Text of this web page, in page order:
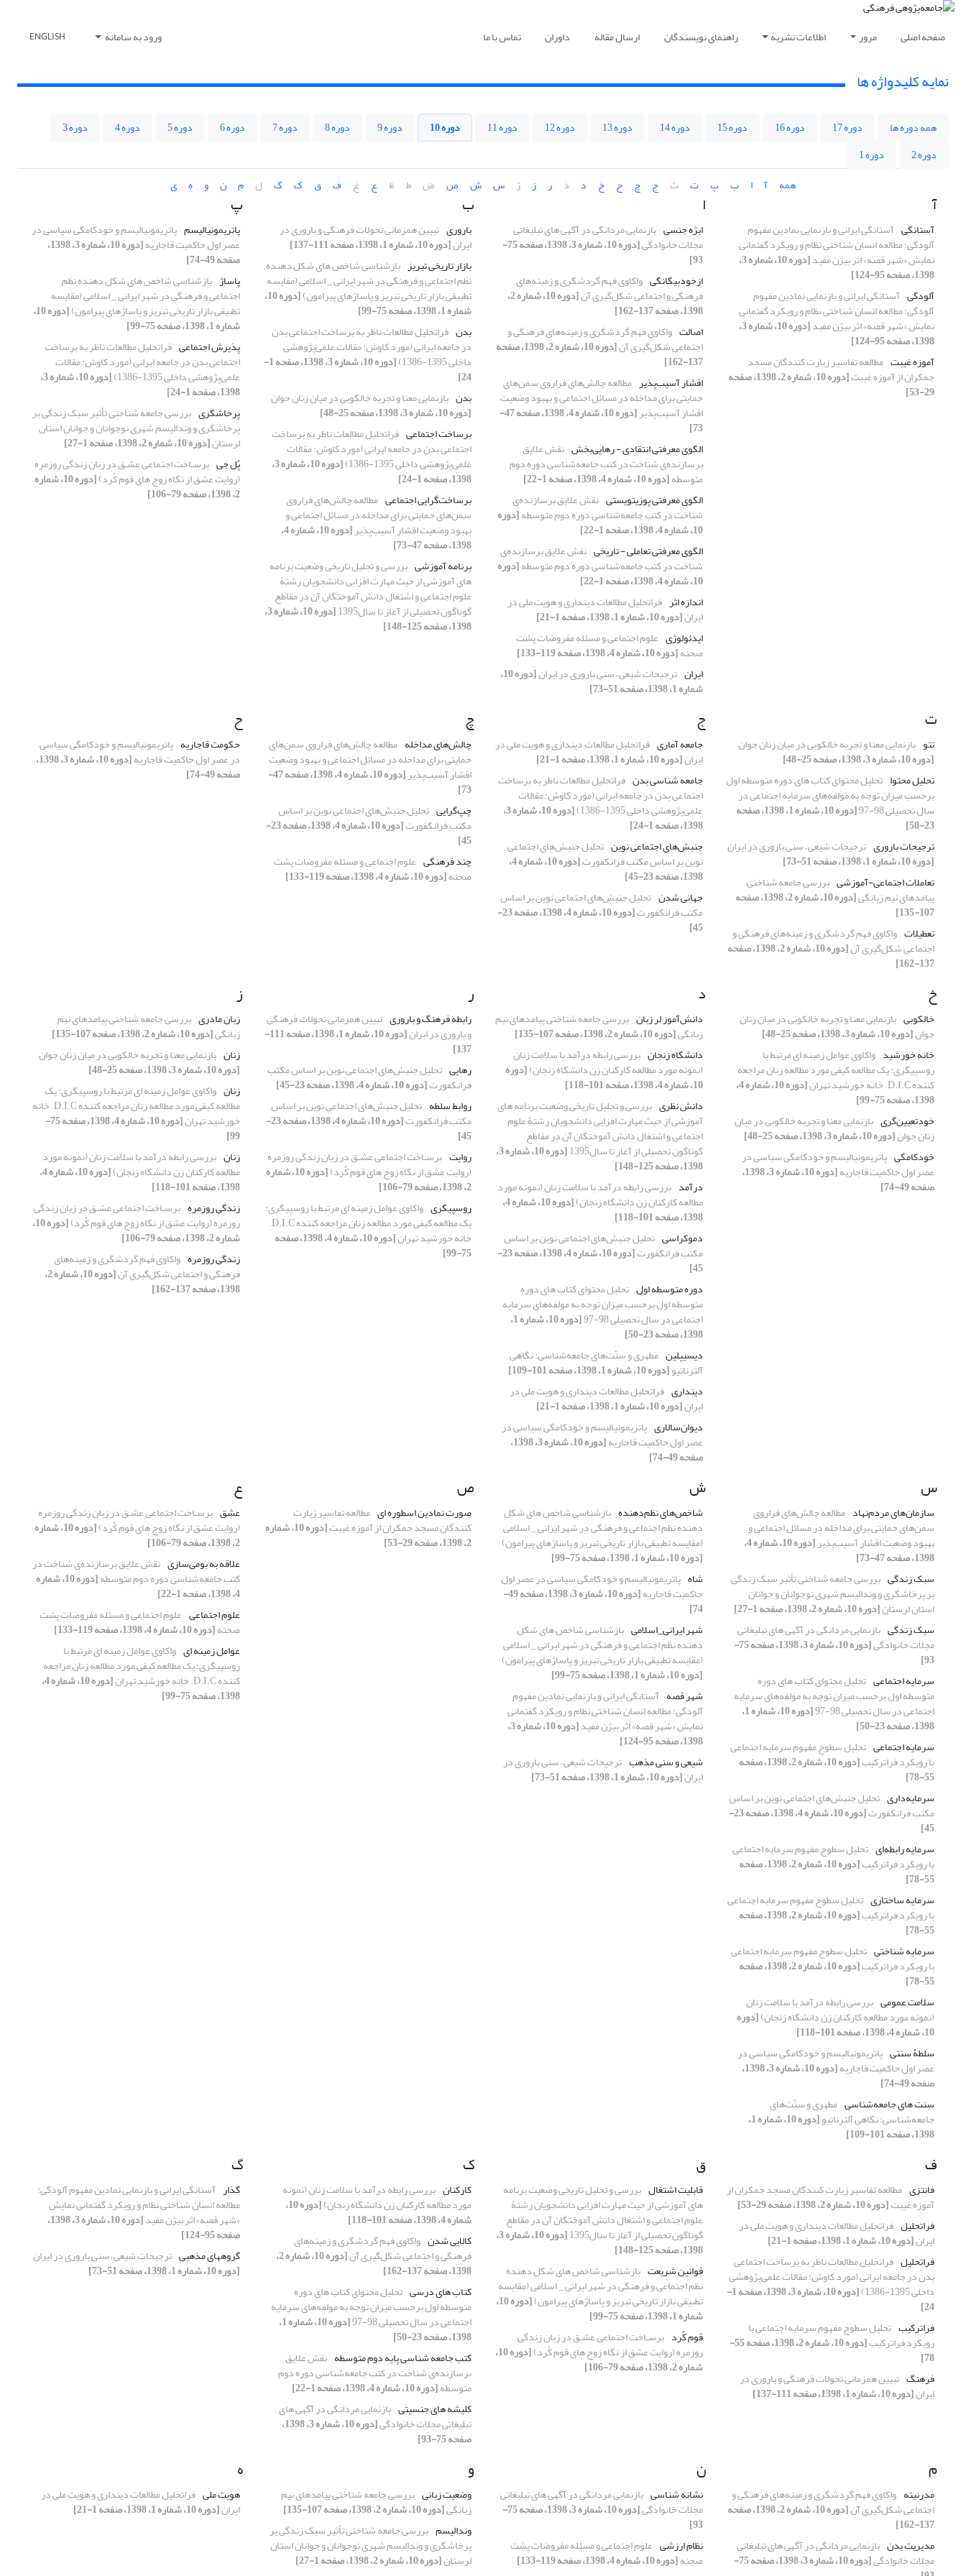
صفحه اصلی مرور اطلاعات نشریه راهنمای نویسندگان ارسال مقاله داوران تماس با ما ورود به سامانه ENGLISH
نمایه کلیدواژه ها
همه دوره ها دوره 17 دوره 16 دوره 15 دوره 14 دوره 13 دوره 12 دوره 11 دوره 10 دوره 9 دوره 8 دوره 7 دوره 6 دوره 5 دوره 4
دوره 3
دوره 2
دوره 1
همه
آ ا ب پ ت ث ج چ ح خ د ذ ر ز ژ س ش ص ض ط ظ ع غ ف ق ک گ ل م ن و ه ی
آ
آستانگی آستانگی ایرانی و بازنمایی نمادین مفهوم
آلودگی: مطالعه انسان شناختی نظام و رویکرد گفتمانی
نمایش «شهر قصه» اثر بیژن مفید [دوره 10، شماره 3،
1398، صفحه 95-124]
آلودگی آستانگی ایرانی و بازنمایی نمادین مفهوم
آلودگی: مطالعه انسان شناختی نظام و رویکرد گفتمانی
نمایش «شهر قصه» اثر بیژن مفید [دوره 10، شماره 3،
1398، صفحه 95-124]
آموزه غیبت مطالعه تفاسیر زیارت کنندگان مسجد
جمکران از آموزه غیبت [دوره 10، شماره 2، 1398، صفحه
29-53]
ا
ابژه جنسی بازنمایی مردانگی در آگهی های تبلیغاتی
مجلات خانوادگی [دوره 10، شماره 3، 1398، صفحه 75-
93]
ازخودبیگانگی واکاوی فهم گردشگری و زمینه‌های
فرهنگی و اجتماعی شکل‌گیری آن [دوره 10، شماره 2،
1398، صفحه 137-162]
اصالت واکاوی فهم گردشگری و زمینه‌های فرهنگی و
اجتماعی شکل‌گیری آن [دوره 10، شماره 2، 1398، صفحه
137-162]
اقشار آسیب‌پذیر مطالعه چالش‌های فراروی سمن‌های
حمایتی برای مداخله در مسائل اجتماعی و بهبود وضعیت
اقشار آسیب‌پذیر [دوره 10، شماره 4، 1398، صفحه 47-
73]
الگوی معرفتی انتقادی - رهایی‌بخش نقش علایق
برسازنده‌ی شناخت در کتب جامعه‌شناسی دوره دوم
متوسطه[دوره 10، شماره 4، 1398، صفحه 1-22]
الگوی معرفتی پوزیتویستی نقش علایق برسازنده‌ی
شناخت در کتب جامعه‌شناسی دوره دوم متوسطه[دوره
10، شماره 4، 1398، صفحه 1-22]
الگوی معرفتی تعاملی - تاریخی نقش علایق برسازنده‌ی
شناخت در کتب جامعه‌شناسی دوره دوم متوسطه[دوره
10، شماره 4، 1398، صفحه 1-22]
اندازه اثر فراتحلیل مطالعات دینداری و هویت ملی در
ایران[دوره 10، شماره 1، 1398، صفحه 1-21]
ایدئولوژی علوم اجتماعی و مسئله مفروضات پشت
صحنه[دوره 10، شماره 4، 1398، صفحه 119-133]
ایران ترجیحات شیعی – سنی باروری در ایران [دوره 10،
شماره 1، 1398، صفحه 51-73]
ب
باروری تبیین همزمانی تحولات فرهنگی و باروری در
ایران[دوره 10، شماره 1، 1398، صفحه 111-137]
بازار تاریخی تبریز بازشناسی شاخص های شکل دهنده
نظم اجتماعی و فرهنگی در شهر ایرانی _ اسلامی (مقایسه
تطبیقی بازار تاریخی تبریز و پاساژهای پیرامون) [دوره 10،
شماره 1، 1398، صفحه 75-99]
بدن فراتحلیل مطالعات ناظر به برساخت اجتماعی بدن
در جامعه ایرانی (مورد کاوش: مقالات علمی‌پژوهشی
داخلی 1395-1386) [دوره 10، شماره 3، 1398، صفحه 1-
24]
بدن بازنمایی معنا و تجربه خالکوبی در میان زنان جوان
[دوره 10، شماره 3، 1398، صفحه 25-48]
برساخت اجتماعی فراتحلیل مطالعات ناظر به برساخت
اجتماعی بدن در جامعه ایرانی (مورد کاوش: مقالات
علمی‌پژوهشی داخلی 1395-1386) [دوره 10، شماره 3،
1398، صفحه 1-24]
برساخت‌گرایی اجتماعی مطالعه چالش‌های فراروی
سمن‌های حمایتی برای مداخله در مسائل اجتماعی و
بهبود وضعیت اقشار آسیب‌پذیر [دوره 10، شماره 4،
1398، صفحه 47-73]
برنامه آموزشی بررسی و تحلیل تاریخی وضعیت برنامه
های آموزشی از حیث مهارت افزایی دانشجویان رشتۀ
علوم اجتماعی و اشتغال دانش آموختگان آن در مقاطع
گوناگون تحصیلی از آغاز تا سال1395 [دوره 10، شماره 3،
1398، صفحه 125-148]
پ
پاتریمونیالیسم پاتریمونیالیسم و خودکامگی سیاسی در
عصر اول حاکمیت قاجاریه [دوره 10، شماره 3، 1398،
صفحه 49-74]
پاساژ بازشناسی شاخص های شکل دهنده نظم
اجتماعی و فرهنگی در شهر ایرانی _ اسلامی (مقایسه
تطبیقی بازار تاریخی تبریز و پاساژهای پیرامون) [دوره 10،
شماره 1، 1398، صفحه 75-99]
پذیرش اجتماعی فراتحلیل مطالعات ناظر به برساخت
اجتماعی بدن در جامعه ایرانی (مورد کاوش: مقالات
علمی‌پژوهشی داخلی 1395-1386) [دوره 10، شماره 3،
1398، صفحه 1-24]
پرخاشگری بررسی جامعه شناختی تأثیر سبک زندگی بر
پرخاشگری و وندالیسم شهری نوجوانان و جوانان استان
لرستان[دوره 10، شماره 2، 1398، صفحه 1-27]
پُل جی برسـاخت اجتماعی عشـق در زبان زندگی روزمره
(روایت عشق از نگاه زوج های قوم کُرد) [دوره 10، شماره
2، 1398، صفحه 79-106]
ت
تتو بازنمایی معنا و تجربه خالکوبی در میان زنان جوان
[دوره 10، شماره 3، 1398، صفحه 25-48]
تحلیل محتوا تحلیل محتوای کتاب های دوره متوسطه اول
برحسب میزان توجه به مولفه‌های سرمایه اجتماعی در
سال تحصیلی 98-97 [دوره 10، شماره 1، 1398، صفحه
23-50]
ترجیحات باروری ترجیحات شیعی – سنی باروری در ایران
[دوره 10، شماره 1، 1398، صفحه 51-73]
تعاملات اجتماعی-آموزشی بررسی جامعه شناختی
پیامدهای نیم زبانگی [دوره 10، شماره 2، 1398، صفحه
107-135]
تعطیلات واکاوی فهم گردشگری و زمینه‌های فرهنگی و
اجتماعی شکل‌گیری آن [دوره 10، شماره 2، 1398، صفحه
137-162]
ج
جامعه آماری فراتحلیل مطالعات دینداری و هویت ملی در
ایران[دوره 10، شماره 1، 1398، صفحه 1-21]
جامعه شناسی بدن فراتحلیل مطالعات ناظر به برساخت
اجتماعی بدن در جامعه ایرانی (مورد کاوش: مقالات
علمی‌پژوهشی داخلی 1395-1386) [دوره 10، شماره 3،
1398، صفحه 1-24]
جنبش‌های اجتماعی نوین تحلیل جنبش‌های اجتماعی
نوین بر اساس مکتب فرانکفورت [دوره 10، شماره 4،
1398، صفحه 23-45]
جهانی شدن تحلیل جنبش‌های اجتماعی نوین بر اساس
مکتب فرانکفورت [دوره 10، شماره 4، 1398، صفحه 23-
45]
چ
چالش‌های مداخله مطالعه چالش‌های فراروی سمن‌های
حمایتی برای مداخله در مسائل اجتماعی و بهبود وضعیت
اقشار آسیب‌پذیر [دوره 10، شماره 4، 1398، صفحه 47-
73]
چپ‌گرایی تحلیل جنبش‌های اجتماعی نوین بر اساس
مکتب فرانکفورت [دوره 10، شماره 4، 1398، صفحه 23-
45]
چند فرهنگی علوم اجتماعی و مسئله مفروضات پشت
صحنه[دوره 10، شماره 4، 1398، صفحه 119-133]
ح
حکومت قاجاریه پاتریمونیالیسم و خودکامگی سیاسی
در عصر اول حاکمیت قاجاریه [دوره 10، شماره 3، 1398،
صفحه 49-74]
خ
خالکوبی بازنمایی معنا و تجربه خالکوبی در میان زنان
جوان[دوره 10، شماره 3، 1398، صفحه 25-48]
خانه خورشید واکاوی عوامل زمینه ای مرتبط با
روسپیگری: یک مطالعه کیفی مورد مطالعه زنان مراجعه
کننده D.I.C. خانه خورشید تهران [دوره 10، شماره 4،
1398، صفحه 75-99]
خودتعیین‌گری بازنمایی معنا و تجربه خالکوبی در میان
زنان جوان[دوره 10، شماره 3، 1398، صفحه 25-48]
خودکامگی پاتریمونیالیسم و خودکامگی سیاسی در
عصر اول حاکمیت قاجاریه [دوره 10، شماره 3، 1398،
صفحه 49-74]
د
دانش‌آموز لر زبان بررسی جامعه شناختی پیامدهای نیم
زبانگی[دوره 10، شماره 2، 1398، صفحه 107-135]
دانشگاه زنجان بررسی رابطه درآمد با سلامت زنان
(نمونه مورد مطالعه کارکنان زن دانشگاه زنجان)[دوره
10، شماره 4، 1398، صفحه 101-118]
دانش نظری بررسی و تحلیل تاریخی وضعیت برنامه های
آموزشی از حیث مهارت افزایی دانشجویان رشتۀ علوم
اجتماعی و اشتغال دانش آموختگان آن در مقاطع
گوناگون تحصیلی از آغاز تا سال1395 [دوره 10، شماره 3،
1398، صفحه 125-148]
درآمد بررسی رابطه درآمد با سلامت زنان (نمونه مورد
مطالعه کارکنان زن دانشگاه زنجان) [دوره 10، شماره 4،
1398، صفحه 101-118]
دموکراسی تحلیل جنبش‌های اجتماعی نوین بر اساس
مکتب فرانکفورت [دوره 10، شماره 4، 1398، صفحه 23-
45]
دوره متوسطه اول تحلیل محتوای کتاب های دوره
متوسطه اول برحسب میزان توجه به مولفه‌های سرمایه
اجتماعی در سال تحصیلی 98-97 [دوره 10، شماره 1،
1398، صفحه 23-50]
دیسیپلین مطهری و سنّت‌های جامعه‌شناسی: نگاهی
آلترناتیو[دوره 10، شماره 1، 1398، صفحه 101-109]
دینداری فراتحلیل مطالعات دینداری و هویت ملی در
ایران[دوره 10، شماره 1، 1398، صفحه 1-21]
دیوان‌سالاری پاتریمونیالیسم و خودکامگی سیاسی در
عصر اول حاکمیت قاجاریه [دوره 10، شماره 3، 1398،
صفحه 49-74]
ر
رابطه فرهنگ و باروری تبیین همزمانی تحولات فرهنگی
و باروری در ایران [دوره 10، شماره 1، 1398، صفحه 111-
137]
رهایی تحلیل جنبش‌های اجتماعی نوین بر اساس مکتب
فرانکفورت[دوره 10، شماره 4، 1398، صفحه 23-45]
روابط سلطه تحلیل جنبش‌های اجتماعی نوین بر اساس
مکتب فرانکفورت [دوره 10، شماره 4، 1398، صفحه 23-
45]
روایت برسـاخت اجتماعی عشـق در زبان زندگی روزمره
(روایت عشق از نگاه زوج های قوم کُرد) [دوره 10، شماره
2، 1398، صفحه 79-106]
روسپیگری واکاوی عوامل زمینه ای مرتبط با روسپیگری:
یک مطالعه کیفی مورد مطالعه زنان مراجعه کننده D.I.C.
خانه خورشید تهران [دوره 10، شماره 4، 1398، صفحه
75-99]
ز
زبان مادری بررسی جامعه شناختی پیامدهای نیم
زبانگی[دوره 10، شماره 2، 1398، صفحه 107-135]
زنان بازنمایی معنا و تجربه خالکوبی در میان زنان جوان
[دوره 10، شماره 3، 1398، صفحه 25-48]
زنان واکاوی عوامل زمینه ای مرتبط با روسپیگری: یک
مطالعه کیفی مورد مطالعه زنان مراجعه کننده D.I.C. خانه
خورشید تهران [دوره 10، شماره 4، 1398، صفحه 75-
99]
زنان بررسی رابطه درآمد با سلامت زنان (نمونه مورد
مطالعه کارکنان زن دانشگاه زنجان) [دوره 10، شماره 4،
1398، صفحه 101-118]
زندگی روزمره برسـاخت اجتماعی عشـق در زبان زندگی
روزمره (روایت عشق از نگاه زوج های قوم کُرد) [دوره 10،
شماره 2، 1398، صفحه 79-106]
زندگی روزمره واکاوی فهم گردشگری و زمینه‌های
فرهنگی و اجتماعی شکل‌گیری آن [دوره 10، شماره 2،
1398، صفحه 137-162]
س
سازمان‌های مردم‌نهاد مطالعه چالش‌های فراروی
سمن‌های حمایتی برای مداخله در مسائل اجتماعی و
بهبود وضعیت اقشار آسیب‌پذیر [دوره 10، شماره 4،
1398، صفحه 47-73]
سبک زندگی بررسی جامعه شناختی تأثیر سبک زندگی
بر پرخاشگری و وندالیسم شهری نوجوانان و جوانان
استان لرستان[دوره 10، شماره 2، 1398، صفحه 1-27]
سبک زندگی بازنمایی مردانگی در آگهی های تبلیغاتی
مجلات خانوادگی [دوره 10، شماره 3، 1398، صفحه 75-
93]
سرمایه اجتماعی تحلیل محتوای کتاب های دوره
متوسطه اول برحسب میزان توجه به مولفه‌های سرمایه
اجتماعی در سال تحصیلی 98-97 [دوره 10، شماره 1،
1398، صفحه 23-50]
سرمایه اجتماعی تحلیل سطوح مفهوم سرمایه اجتماعی
با رویکرد فراترکیب [دوره 10، شماره 2، 1398، صفحه
55-78]
سرمایه‌داری تحلیل جنبش‌های اجتماعی نوین بر اساس
مکتب فرانکفورت [دوره 10، شماره 4، 1398، صفحه 23-
45]
سرمایه رابطه‌ای تحلیل سطوح مفهوم سرمایه اجتماعی
با رویکرد فراترکیب [دوره 10، شماره 2، 1398، صفحه
55-78]
سرمایه ساختاری تحلیل سطوح مفهوم سرمایه اجتماعی
با رویکرد فراترکیب [دوره 10، شماره 2، 1398، صفحه
55-78]
سرمایه شناختی تحلیل سطوح مفهوم سرمایه اجتماعی
با رویکرد فراترکیب [دوره 10، شماره 2، 1398، صفحه
55-78]
سلامت عمومی بررسی رابطه درآمد با سلامت زنان
(نمونه مورد مطالعه کارکنان زن دانشگاه زنجان)[دوره
10، شماره 4، 1398، صفحه 101-118]
سلطۀ سنتی پاتریمونیالیسم و خودکامگی سیاسی در
عصر اول حاکمیت قاجاریه [دوره 10، شماره 3، 1398،
صفحه 49-74]
سنت های جامعه‌شناسی مطهری و سنّت‌های
جامعه‌شناسی: نگاهی آلترناتیو [دوره 10، شماره 1،
1398، صفحه 101-109]
ش
شاخص‌های نظم‌دهنده بازشناسی شاخص های شکل
دهنده نظم اجتماعی و فرهنگی در شهر ایرانی _ اسلامی
(مقایسه تطبیقی بازار تاریخی تبریز و پاساژهای پیرامون)
[دوره 10، شماره 1، 1398، صفحه 75-99]
شاه پاتریمونیالیسم و خودکامگی سیاسی در عصر اول
حاکمیت قاجاریه [دوره 10، شماره 3، 1398، صفحه 49-
74]
شهر ایرانی_اسلامی بازشناسی شاخص های شکل
دهنده نظم اجتماعی و فرهنگی در شهر ایرانی _ اسلامی
(مقایسه تطبیقی بازار تاریخی تبریز و پاساژهای پیرامون)
[دوره 10، شماره 1، 1398، صفحه 75-99]
شهر قصه آستانگی ایرانی و بازنمایی نمادین مفهوم
آلودگی: مطالعه انسان شناختی نظام و رویکرد گفتمانی
نمایش «شهر قصه» اثر بیژن مفید [دوره 10، شماره 3،
1398، صفحه 95-124]
شیعی و سنی مذهب ترجیحات شیعی – سنی باروری در
ایران[دوره 10، شماره 1، 1398، صفحه 51-73]
ص
صورت نمادین اسطوره ای مطالعه تفاسیر زیارت
کنندگان مسجد جمکران از آموزه غیبت [دوره 10، شماره
2، 1398، صفحه 29-53]
ع
عشق برسـاخت اجتماعی عشـق در زبان زندگی روزمره
(روایت عشق از نگاه زوج های قوم کُرد) [دوره 10، شماره
2، 1398، صفحه 79-106]
علاقه به بومی‌سازی نقش علایق برسازنده‌ی شناخت در
کتب جامعه‌شناسی دوره دوم متوسطه [دوره 10، شماره
4، 1398، صفحه 1-22]
علوم اجتماعی علوم اجتماعی و مسئله مفروضات پشت
صحنه[دوره 10، شماره 4، 1398، صفحه 119-133]
عوامل زمینه ای واکاوی عوامل زمینه ای مرتبط با
روسپیگری: یک مطالعه کیفی مورد مطالعه زنان مراجعه
کننده D.I.C. خانه خورشید تهران [دوره 10، شماره 4،
1398، صفحه 75-99]
ف
فانتزی مطالعه تفاسیر زیارت کنندگان مسجد جمکران از
آموزه غیبت[دوره 10، شماره 2، 1398، صفحه 29-53]
فراتحلیل فراتحلیل مطالعات دینداری و هویت ملی در
ایران[دوره 10، شماره 1، 1398، صفحه 1-21]
فراتحلیل فراتحلیل مطالعات ناظر به برساخت اجتماعی
بدن در جامعه ایرانی (مورد کاوش: مقالات علمی‌پژوهشی
داخلی 1395-1386) [دوره 10، شماره 3، 1398، صفحه 1-
24]
فراترکیب تحلیل سطوح مفهوم سرمایه اجتماعی با
رویکرد فراترکیب [دوره 10، شماره 2، 1398، صفحه 55-
78]
فرهنگ تبیین همزمانی تحولات فرهنگی و باروری در
ایران[دوره 10، شماره 1، 1398، صفحه 111-137]
ق
قابلیت اشتغال بررسی و تحلیل تاریخی وضعیت برنامه
های آموزشی از حیث مهارت افزایی دانشجویان رشتۀ
علوم اجتماعی و اشتغال دانش آموختگان آن در مقاطع
گوناگون تحصیلی از آغاز تا سال1395 [دوره 10، شماره 3،
1398، صفحه 125-148]
قوانین شریعت بازشناسی شاخص های شکل دهنده
نظم اجتماعی و فرهنگی در شهر ایرانی _ اسلامی (مقایسه
تطبیقی بازار تاریخی تبریز و پاساژهای پیرامون) [دوره 10،
شماره 1، 1398، صفحه 75-99]
قوم کُرد برسـاخت اجتماعی عشـق در زبان زندگی
روزمره (روایت عشق از نگاه زوج های قوم کُرد) [دوره 10،
شماره 2، 1398، صفحه 79-106]
ک
کارکنان بررسی رابطه درآمد با سلامت زنان (نمونه
مورد مطالعه کارکنان زن دانشگاه زنجان) [دوره 10،
شماره 4، 1398، صفحه 101-118]
کالایی شدن واکاوی فهم گردشگری و زمینه‌های
فرهنگی و اجتماعی شکل‌گیری آن [دوره 10، شماره 2،
1398، صفحه 137-162]
کتاب های درسی تحلیل محتوای کتاب های دوره
متوسطه اول برحسب میزان توجه به مولفه‌های سرمایه
اجتماعی در سال تحصیلی 98-97 [دوره 10، شماره 1،
1398، صفحه 23-50]
کتب جامعه شناسی پایه دوم متوسطه نقش علایق
برسازنده‌ی شناخت در کتب جامعه‌شناسی دوره دوم
متوسطه[دوره 10، شماره 4، 1398، صفحه 1-22]
کلیشه های جنسیتی بازنمایی مردانگی در آگهی های
تبلیغاتی مجلات خانوادگی [دوره 10، شماره 3، 1398،
صفحه 75-93]
گ
گذار آستانگی ایرانی و بازنمایی نمادین مفهوم آلودگی:
مطالعه انسان شناختی نظام و رویکرد گفتمانی نمایش
«شهر قصه» اثر بیژن مفید [دوره 10، شماره 3، 1398،
صفحه 95-124]
گروههای مذهبی ترجیحات شیعی – سنی باروری در ایران
[دوره 10، شماره 1، 1398، صفحه 51-73]
م
مدرنیته واکاوی فهم گردشگری و زمینه‌های فرهنگی و
اجتماعی شکل‌گیری آن [دوره 10، شماره 2، 1398، صفحه
137-162]
مدیریت بدن بازنمایی مردانگی در آگهی های تبلیغاتی
مجلات خانوادگی [دوره 10، شماره 3، 1398، صفحه 75-
ن
نشانه شناسی بازنمایی مردانگی در آگهی های تبلیغاتی
مجلات خانوادگی [دوره 10، شماره 3، 1398، صفحه 75-
93]
نظام ارزشی علوم اجتماعی و مسئله مفروضات پشت
صحنه[دوره 10، شماره 4، 1398، صفحه 119-133]
و
وضعیت زبانی بررسی جامعه شناختی پیامدهای نیم
زبانگی[دوره 10، شماره 2، 1398، صفحه 107-135]
وندالیسم بررسی جامعه شناختی تأثیر سبک زندگی بر
پرخاشگری و وندالیسم شهری نوجوانان و جوانان استان
لرستان[دوره 10، شماره 2، 1398، صفحه 1-27]
ه
هویت ملی فراتحلیل مطالعات دینداری و هویت ملی در
ایران[دوره 10، شماره 1، 1398، صفحه 1-21]